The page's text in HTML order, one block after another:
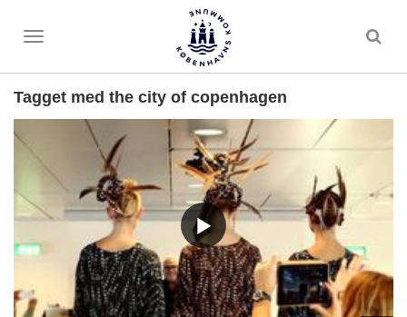
Toggle
Tagget med the city of copenhagen